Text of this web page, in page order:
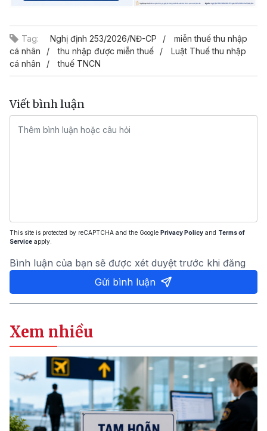
Tag: Nghị định 253/2026/NĐ-CP
miễn thuế thu nhập
cá nhân
thu nhập được miễn thuế
Luật Thuế thu nhập
cá nhân
thuế TNCN
Viết bình luận
This site is protected by reCAPTCHA and the Google Privacy Policy and Terms of
Service apply.
Bình luận của bạn sẽ được xét duyệt trước khi đăng
Gửi bình luận
Xem nhiều